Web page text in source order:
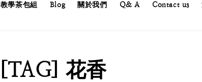
教學茶包組 Blog 關於我們 Q& A Contact us
[TAG] 花香